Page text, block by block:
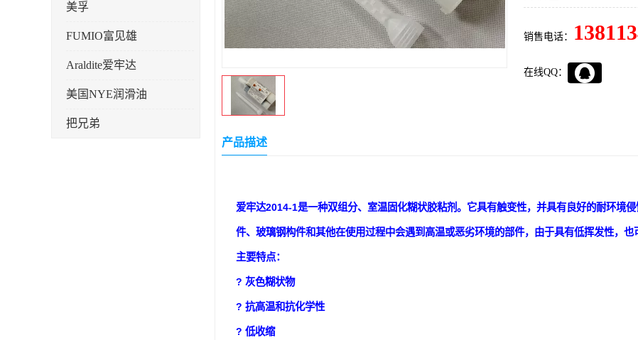
美孚
FUMIO富见雄
Araldite爱牢达
美国NYE润滑油
把兄弟
销售电话：
在线QQ：
产品描述
爱牢达2014-1是一种双组分、室温固化糊状胶粘剂。它具有触变性，并具有良好的耐环境
件、玻璃钢构件和其他在使用过程中会遇到高温或恶劣环境的部件，由于具有低挥发性，也
主要特点：
? 灰色糊状物
? 抗高温和抗化学性
? 低收缩